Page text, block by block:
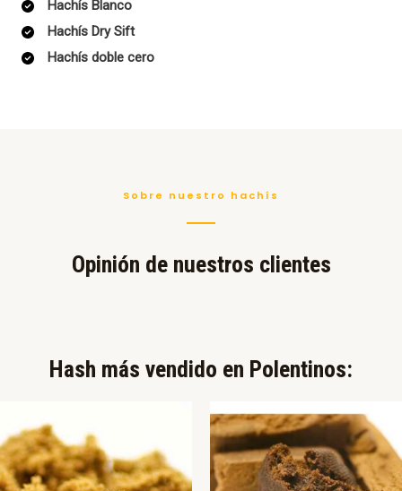
Hachís Blanco
Hachís Dry Sift
Hachís doble cero
Sobre nuestro hachís
Opinión de nuestros clientes
Hash más vendido en Polentinos:​